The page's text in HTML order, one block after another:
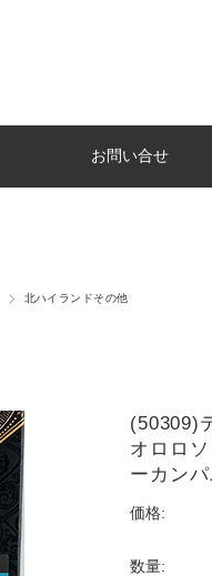
お問い合せ
北ハイランドその他
(50309)
オロロ
ーカン
価格:
数量: